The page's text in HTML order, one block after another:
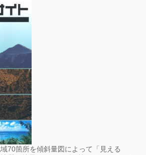
70箇所を傾斜量図によって「見える